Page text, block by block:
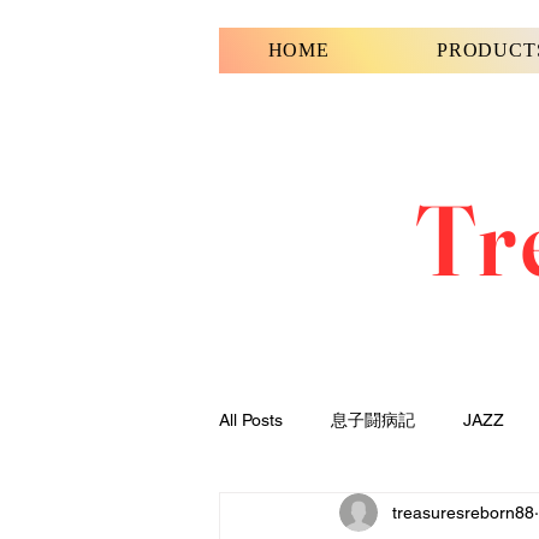
HOME
All Posts 息子闘病記 JAZZ
treasuresreborn88